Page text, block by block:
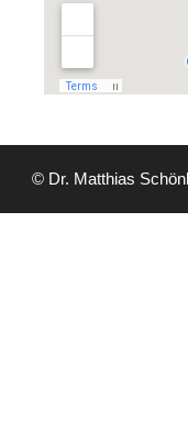
© Dr. Matthias